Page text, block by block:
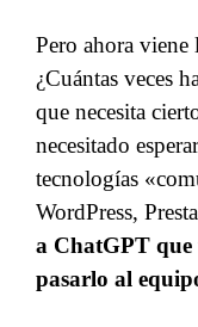
Pero ahora viene
¿Cuántas veces
que necesita
necesitado
tecnologías
WordPress,
a ChatGPT que
pasarlo al